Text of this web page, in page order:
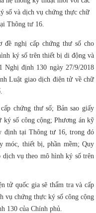
số và dịch vụ chứng thực chữ
Thông tư 16.
đề nghị cấp chứng thư số cho
ký số trên thiết bị di động và
định 130 ngày 27/9/2018
Luật giao dịch điện tử về chữ
chứng thư số; Bản sao giấy
ký số công cộng; Phương án kỹ
định tại Thông tư 16, trong đó
móc, thiết bị, phần mềm; Quy
dịch vụ theo mô hình ký số trên
tử quốc gia sẽ thẩm tra và cấp
vụ chứng thực ký số công cộng
130 của Chính phủ.